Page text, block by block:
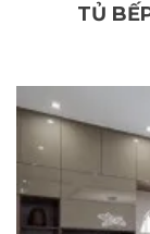
TỦ